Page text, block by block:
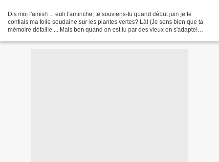
Dis moi l'amish ... euh l'aminche, te souviens-tu quand début juin je te
confiais ma folie soudaine sur les plantes vertes? Là! (Je sens bien que ta
mémoire défaille ... Mais bon quand on est lu par des vieux on s'adapte!